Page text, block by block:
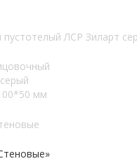
ЛСР Зиларт
мм